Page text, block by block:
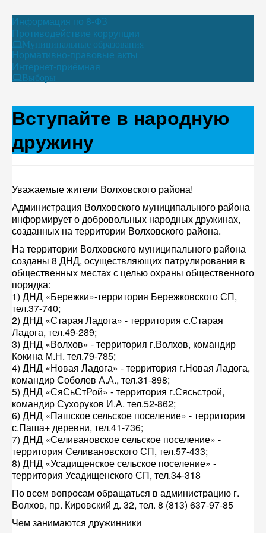
Информация по 8-ФЗ
Противодействие коррупции
Муниципальные образования
Нормативно-правовые акты
Интернет-приёмная
Выборы
Вступайте в народную
дружину
Уважаемые жители Волховского района!
Администрация Волховского муниципального района
информирует о добровольных народных дружинах,
созданных на территории Волховского района.
На территории Волховского муниципального района
созданы 8 ДНД, осуществляющих патрулирования в
общественных местах с целью охраны общественного
порядка:
1) ДНД «Бережки»-территория Бережковского СП,
тел.37-740;
2) ДНД «Старая Ладога» - территория с.Старая
Ладога, тел.49-289;
3) ДНД «Волхов» - территория г.Волхов, командир
Кокина М.Н. тел.79-785;
4) ДНД «Новая Ладога» - территория г.Новая Ладога,
командир Соболев А.А., тел.31-898;
5) ДНД «СяСьСтРой» - территория г.Сясьстрой,
командир Сухоруков И.А. тел.52-862;
6) ДНД «Пашское сельское поселение» - территория
с.Паша+ деревни, тел.41-736;
7) ДНД «Селивановское сельское поселение» -
территория Селивановского СП, тел.57-433;
8) ДНД «Усадищенское сельское поселение» -
территория Усадищенского СП, тел.34-318
По всем вопросам обращаться в администрацию г.
Волхов, пр. Кировский д. 32, тел. 8 (813) 637-97-85
Чем занимаются дружинники